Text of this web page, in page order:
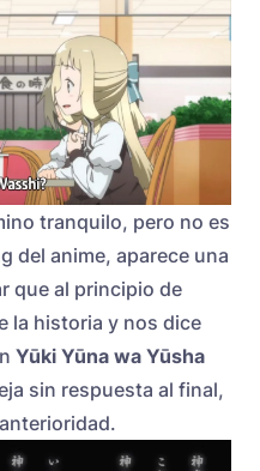
tranquilo, pero no es
del anime, aparece una
que al principio de
la historia y nos dice
Yūki Yūna wa Yūsha
sin respuesta al final,